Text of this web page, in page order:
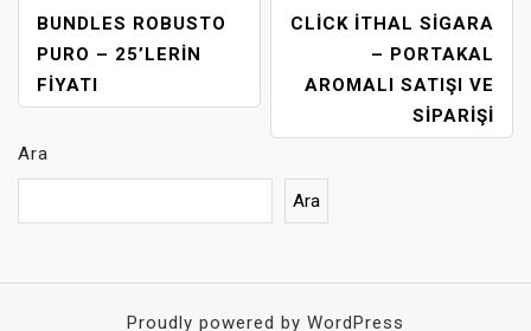
GEZINMESI
BUNDLES ROBUSTO
PURO – 25’LERIN
FIYATI
CLICK ITHAL SIGARA
– PORTAKAL
AROMALI SATIŞI VE
SIPARIŞI
Ara
Ara
Proudly powered by WordPress